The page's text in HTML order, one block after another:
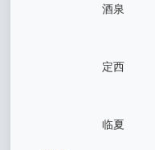
酒泉
定西
临夏